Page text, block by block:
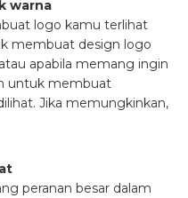
warna
logo kamu terlihat
membuat design logo
apabila memang ingin
untuk membuat
Jika memungkinkan,
peranan besar dalam